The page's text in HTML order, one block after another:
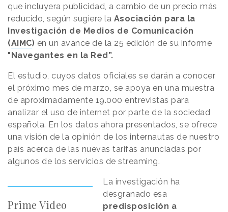
que incluyera publicidad, a cambio de un precio más
reducido, según sugiere la Asociación para la
Investigación de Medios de Comunicación
(AIMC) en un avance de la 25 edición de su informe
"Navegantes en la Red”.
El estudio, cuyos datos oficiales se darán a conocer
el próximo mes de marzo, se apoya en una muestra
de aproximadamente 19.000 entrevistas para
analizar el uso de internet por parte de la sociedad
española. En los datos ahora presentados, se ofrece
una visión de la opinión de los internautas de nuestro
país acerca de las nuevas tarifas anunciadas por
algunos de los servicios de streaming.
Prime Video
La investigación ha
desgranado esa
predisposición a